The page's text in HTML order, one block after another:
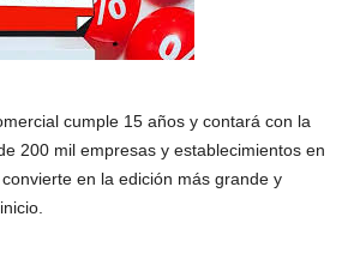
cumple 15 años y contará con la
200 mil empresas y establecimientos en
en la edición más grande y